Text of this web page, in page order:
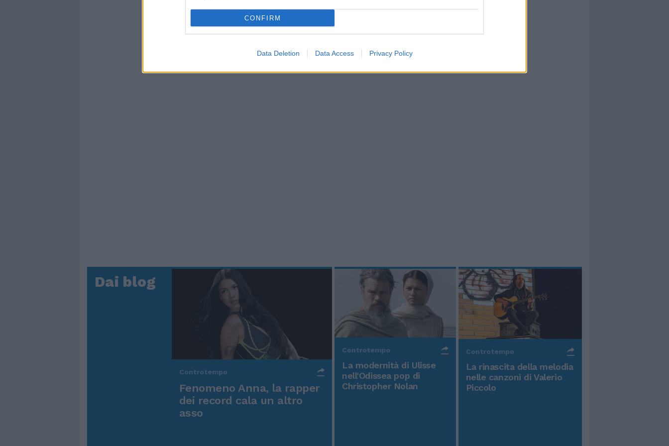
CONFIRM
Data Deletion Data Access Privacy Policy
Dai blog
Controtempo
Fenomeno Anna, la rapper
dei record cala un altro
asso
Controtempo
La modernità di Ulisse
nell'Odissea pop di
Christopher Nolan
Controtempo
La rinascita della melodia
nelle canzoni di Valerio
Piccolo